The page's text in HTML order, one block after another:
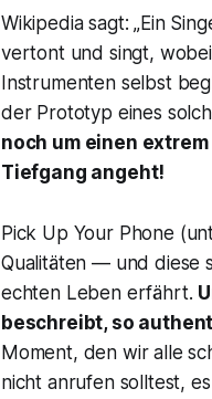
Wikipedia sagt:„Ein
vertont und singt,
Instrumenten selbst
der Prototyp eines
noch um einen
Tiefgang angeht!
Pick Up Your Phone
Qualitäten — und diese
echten Leben erfährt.
beschreibt, so
Moment, den wir alle
nicht anrufen solltest,